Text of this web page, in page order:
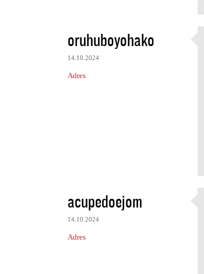
oruhuboyohako
14.10.2024
Adres
acupedoejom
14.10.2024
Adres